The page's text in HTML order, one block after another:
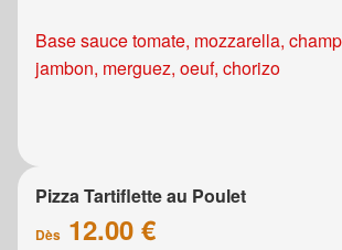
Base sauce tomate, mozzarella,
jambon, merguez, oeuf, chorizo
Pizza Tartiflette au Poulet
Dès 12.00 €